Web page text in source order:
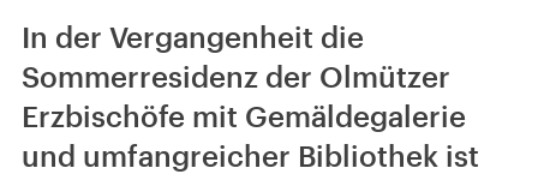
In der Vergangenheit die
Sommerresidenz der Olmützer
Erzbischöfe mit Gemäldegalerie
und umfangreicher Bibliothek ist